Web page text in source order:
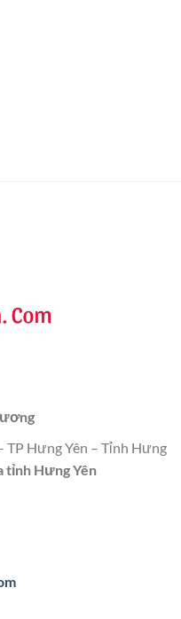
TP Hưng Yên – Tỉnh Hưng
tỉnh Hưng Yên